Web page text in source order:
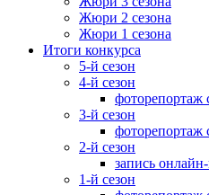
Жюри 2 сезона
Жюри 1 сезона
Итоги конкурса
5-й сезон
4-й сезон
фоторепортаж
3-й сезон
фоторепортаж
2-й сезон
запись
1-й сезон